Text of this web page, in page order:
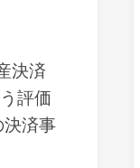
決済
評価
決済事